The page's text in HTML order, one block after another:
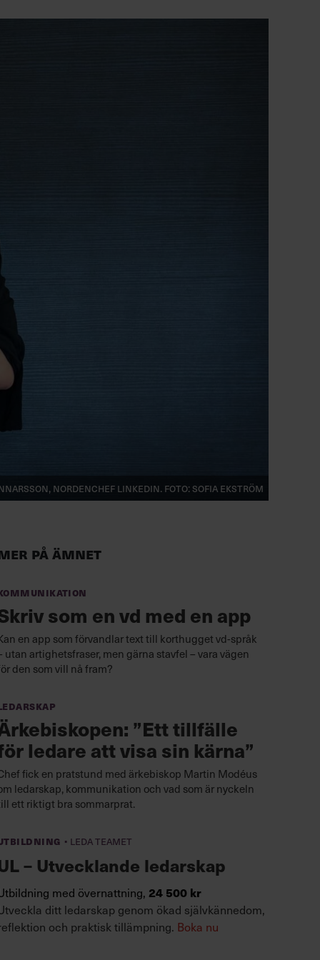
Nordenchef LinkedIn. Foto: Sofia Ekström
på ämnet
som en vd med en app
en app som förvandlar text till korthugget vd-språk
utan artighetsfraser, men gärna stavfel – vara vägen
den som vill nå fram?
”Ett tillfälle
ledare att visa sin kärna”
fick en pratstund med ärkebiskop Martin Modéus
ledarskap, kommunikation och vad som är nyckeln
ett riktigt bra sommarprat.
· Leda teamet
– Utvecklande ledarskap
med övernattning, 24 500 kr
ditt ledarskap genom ökad självkännedom,
och praktisk tillämpning. Boka nu